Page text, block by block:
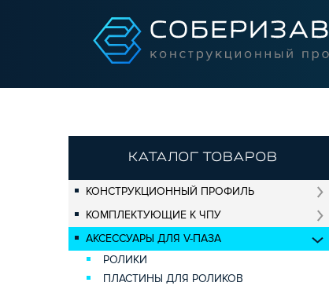
КАТАЛОГ ТОВАРОВ
КОНСТРУКЦИОННЫЙ ПРОФИЛЬ
КОМПЛЕКТУЮЩИЕ К ЧПУ
АКСЕССУАРЫ ДЛЯ V-ПАЗА
РОЛИКИ
ПЛАСТИНЫ ДЛЯ РОЛИКОВ